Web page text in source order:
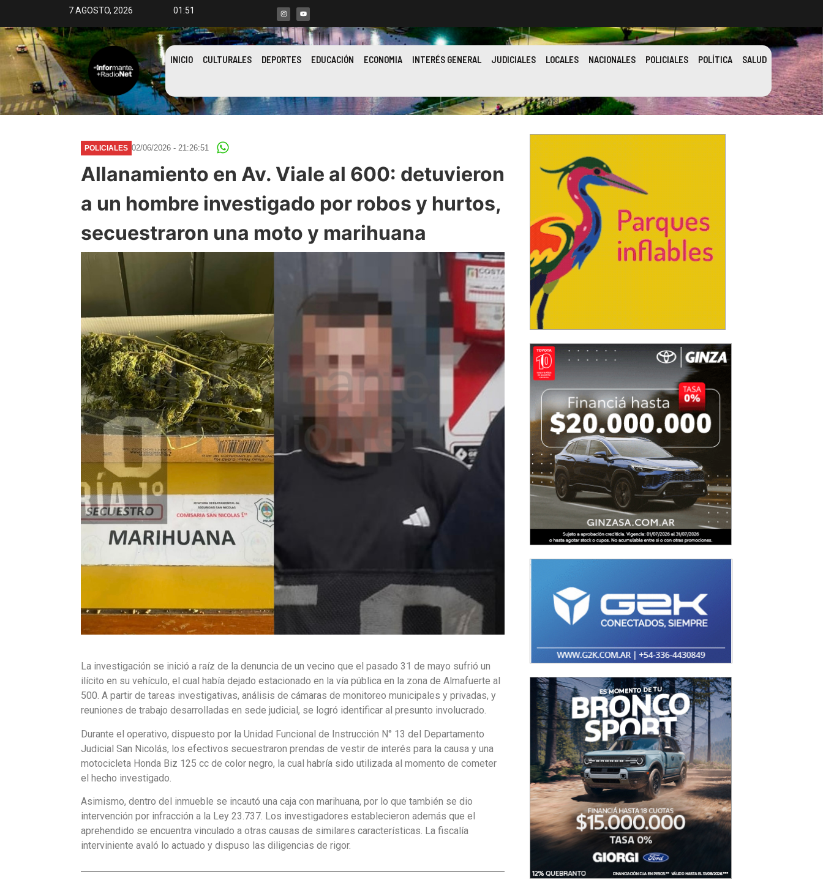
7 AGOSTO, 2026 01:51
INICIO CULTURALES DEPORTES EDUCACIÓN ECONOMIA INTERÉS GENERAL JUDICIALES LOCALES NACIONALES POLICIALES POLÍTICA SALUD
POLICIALES 02/06/2026 - 21:26:51
Allanamiento en Av. Viale al 600: detuvieron
a un hombre investigado por robos y hurtos,
secuestraron una moto y marihuana
La investigación se inició a raíz de la denuncia de un vecino que el pasado 31 de mayo sufrió un
ilícito en su vehículo, el cual había dejado estacionado en la vía pública en la zona de Almafuerte al
500. A partir de tareas investigativas, análisis de cámaras de monitoreo municipales y privadas, y
reuniones de trabajo desarrolladas en sede judicial, se logró identificar al presunto involucrado.
Durante el operativo, dispuesto por la Unidad Funcional de Instrucción N° 13 del Departamento
Judicial San Nicolás, los efectivos secuestraron prendas de vestir de interés para la causa y una
motocicleta Honda Biz 125 cc de color negro, la cual habría sido utilizada al momento de cometer
el hecho investigado.
Asimismo, dentro del inmueble se incautó una caja con marihuana, por lo que también se dio
intervención por infracción a la Ley 23.737. Los investigadores establecieron además que el
aprehendido se encuentra vinculado a otras causas de similares características. La fiscalía
interviniente avaló lo actuado y dispuso las diligencias de rigor.